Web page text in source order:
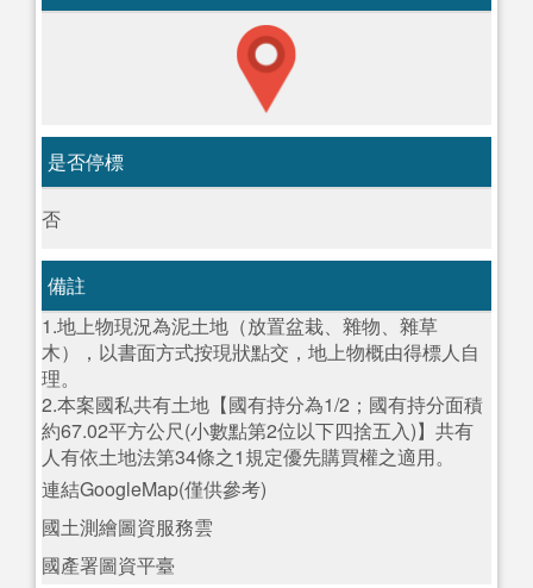
是否停標
否
備註
1.地上物現況為泥土地（放置盆栽、雜物、雜草
木），以書面方式按現狀點交，地上物概由得標人自
理。
2.本案國私共有土地【國有持分為1/2；國有持分面積
約67.02平方公尺(小數點第2位以下四捨五入)】共有
人有依土地法第34條之1規定優先購買權之適用。
連結GoogleMap(僅供參考)
國土測繪圖資服務雲
國產署圖資平臺